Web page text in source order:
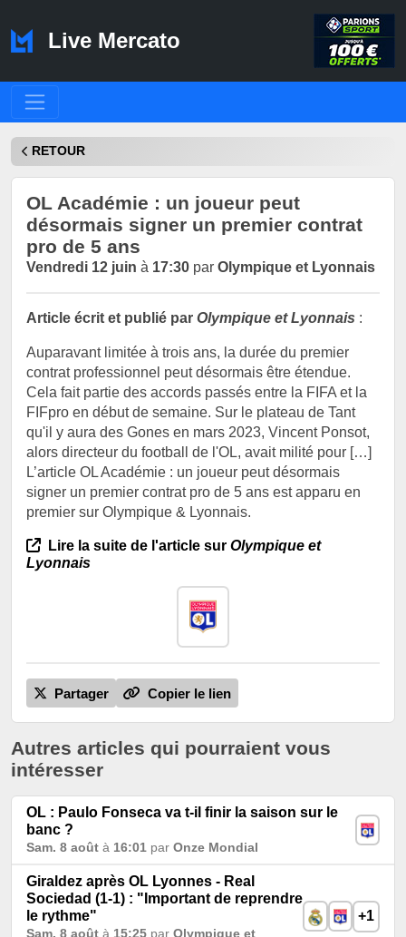
Live Mercato
RETOUR
OL Académie : un joueur peut
désormais signer un premier contrat
pro de 5 ans
Vendredi 12 juin à 17:30 par Olympique et Lyonnais
Article écrit et publié par Olympique et Lyonnais :
Auparavant limitée à trois ans, la durée du premier
contrat professionnel peut désormais être étendue.
Cela fait partie des accords passés entre la FIFA et la
FIFpro en début de semaine. Sur le plateau de Tant
qu'il y aura des Gones en mars 2023, Vincent Ponsot,
alors directeur du football de l'OL, avait milité pour […]
L’article OL Académie : un joueur peut désormais
signer un premier contrat pro de 5 ans est apparu en
premier sur Olympique & Lyonnais.
Lire la suite de l'article sur Olympique et
Lyonnais
Partager Copier le lien
Autres articles qui pourraient vous
intéresser
OL : Paulo Fonseca va t-il finir la saison sur le
banc ?
Sam. 8 août à 16:01 par Onze Mondial
Giraldez après OL Lyonnes - Real
Sociedad (1-1) : "Important de reprendre
le rythme"
Sam. 8 août à 15:25 par Olympique et
+1